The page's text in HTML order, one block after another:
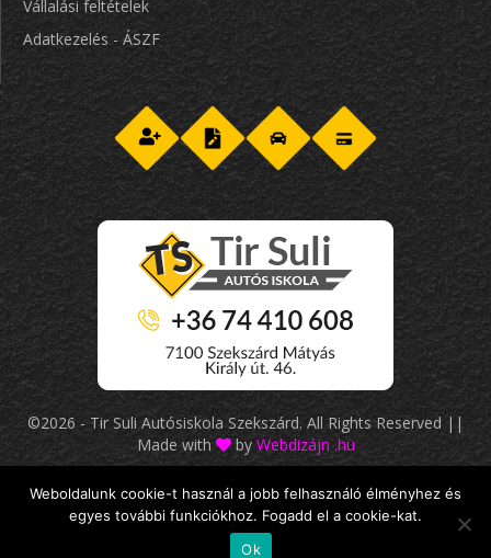
Vállalási feltételek
Adatkezelés - ÁSZF
©2026 - Tir Suli Autósiskola Szekszárd. All Rights Reserved ||
Made with
by Webdizájn .hu
Weboldalunk cookie-t használ a jobb felhasználó élményhez és
egyes további funkciókhoz. Fogadd el a cookie-kat.
Ok